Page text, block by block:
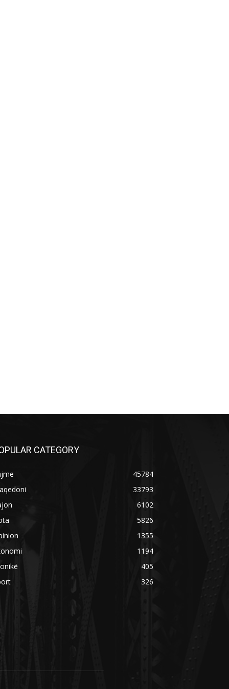
CATEGORY
45784
33793
6102
5826
1355
1194
405
326